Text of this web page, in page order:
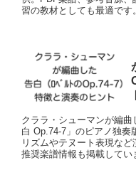
習の教材としても最適です。
クララ・シューマンが編
白 Op.74-7」のピアノ独奏
リズムやテヌート表現など
推奨楽譜情報も掲載してい